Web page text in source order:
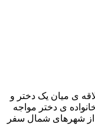
ی میان یک دختر و
ی دختر مواجه
از شهرهای شمال سفر